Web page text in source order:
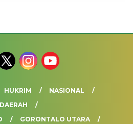
HUKRIM
NASIONAL
DAERAH
GORONTALO UTARA